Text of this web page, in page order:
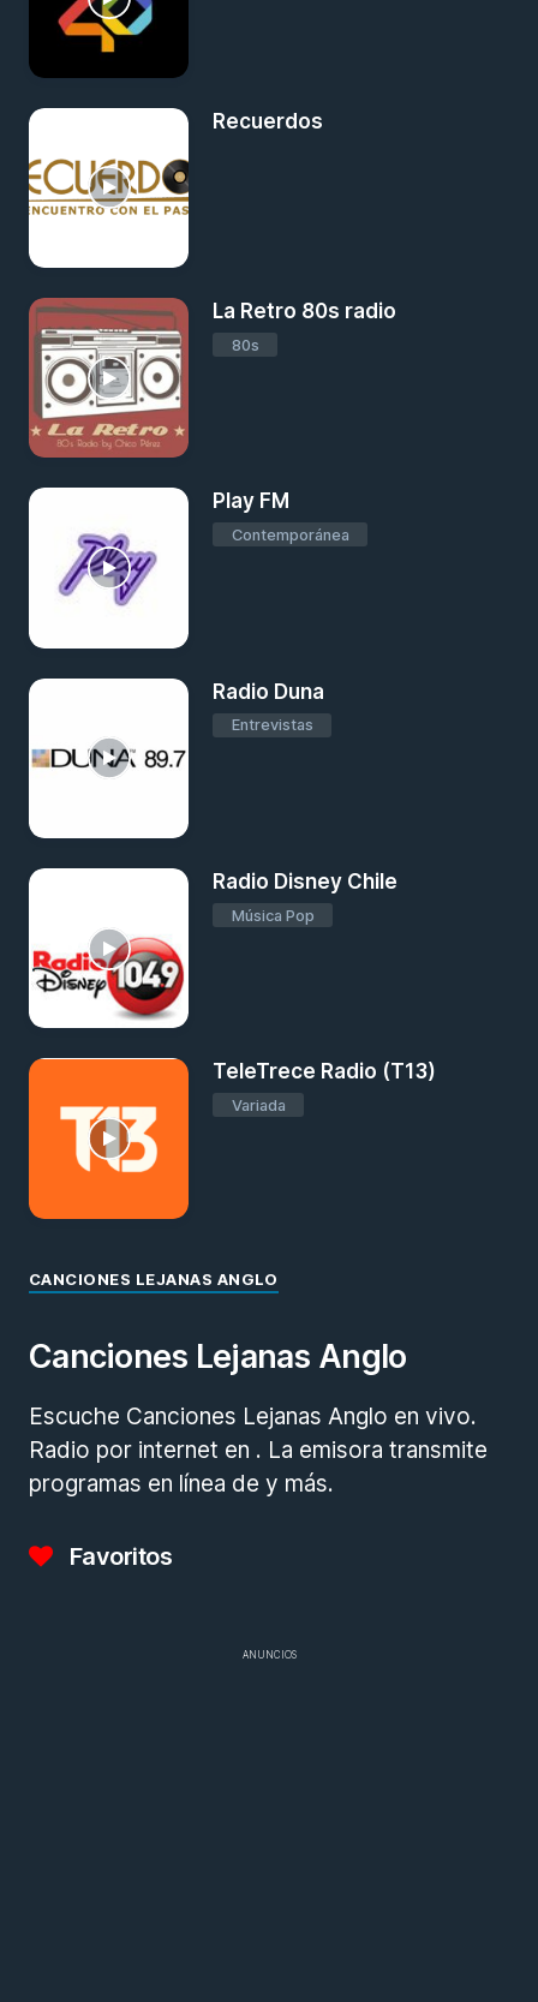
Recuerdos
La Retro 80s radio
80s
Play FM
Contemporánea
Radio Duna
Entrevistas
Radio Disney Chile
Música Pop
TeleTrece Radio (T13)
Variada
CANCIONES LEJANAS ANGLO
Canciones Lejanas Anglo
Escuche Canciones Lejanas Anglo en vivo.
Radio por internet en . La emisora transmite
programas en línea de y más.
Favoritos
ANUNCIOS